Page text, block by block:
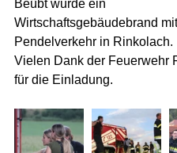
Beübt wurde ein
Wirtschaftsgebäudebrand
Pendelverkehr in Rinkolach.
Vielen Dank der Feuerwehr
für die Einladung.